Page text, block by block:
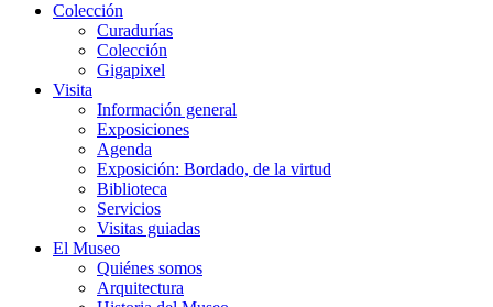
Colección
Curadurías
Colección
Gigapixel
Visita
Información general
Exposiciones
Agenda
Exposición: Bordado, de la virtud
Biblioteca
Servicios
Visitas guiadas
El Museo
Quiénes somos
Arquitectura